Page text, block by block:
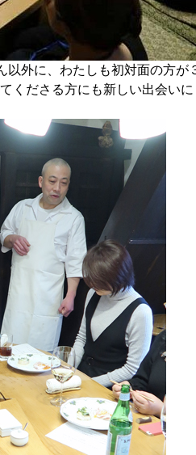
外に、わたしも初対面の方が
くださる方にも新しい出会いに